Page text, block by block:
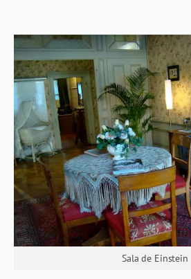
Sala de Einstein